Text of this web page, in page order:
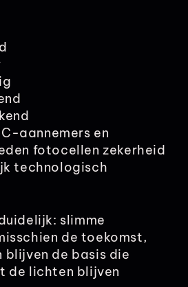
aannemers en
fotocellen zekerheid
technologisch
slimme
de toekomst,
de basis die
de lichten blijven